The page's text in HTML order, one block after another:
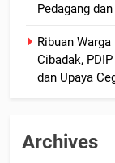
Pedagang
Ribuan
Cibadak,
dan Upaya
Archives